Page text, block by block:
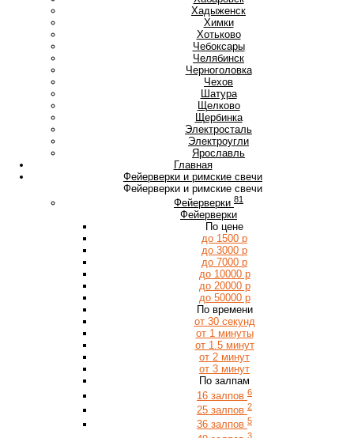
Хадыженск
Химки
Хотьково
Чебоксары
Челябинск
Черноголовка
Чехов
Шатура
Щелково
Щербинка
Электросталь
Электроугли
Ярославль
Главная
Фейерверки и римские свечи
Фейерверки и римские свечи
Фейерверки 81
Фейерверки
По цене
до 1500 р
до 3000 р
до 7000 р
до 10000 р
до 20000 р
до 50000 р
По времени
от 30 секунд
от 1 минуты
от 1.5 минут
от 2 минут
от 3 минут
По залпам
16 залпов 6
25 залпов 2
36 залпов 5
3